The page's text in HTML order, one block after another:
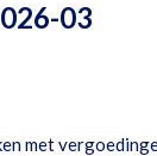
03
met